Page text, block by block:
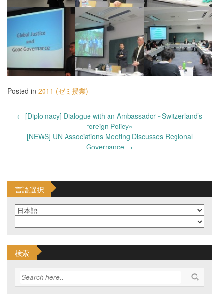
Posted in 2011 (ゼミ授業)
Post
← [Diplomacy] Dialogue with an Ambassador ~Switzerland’s
foreign Policy~
[NEWS] UN Associations Meeting Discusses Regional
Governance →
言語選択
検索